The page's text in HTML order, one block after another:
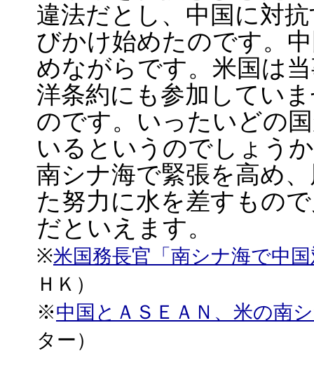
違法だとし、中国に対
びかけ始めたのです。
めながらです。米国は
洋条約にも参加してい
のです。いったいどの
いるというのでしょう
南シナ海で緊張を高め
た努力に水を差すもの
だといえます。
※米国務長官「南シナ海で中
ＨＫ）
※中国とＡＳＥＡＮ、米の南
ター）